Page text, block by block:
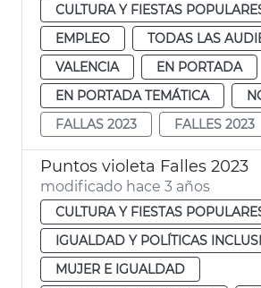
CULTURA Y FIESTAS
EMPLEO
TODAS LAS
VALENCIA
EN PORTADA
EN PORTADA TEMÁTICA
FALLAS 2023
FALLES 2023
Puntos violeta Falles 2023
modificado hace 3 años
CULTURA Y FIESTAS
IGUALDAD Y POLÍTICAS
MUJER E IGUALDAD